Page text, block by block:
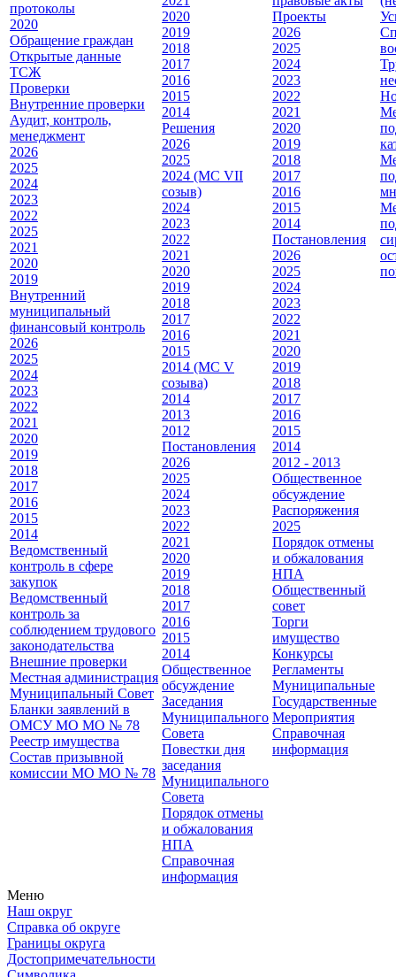
протоколы
2020
Обращение граждан
Открытые данные
ТСЖ
Проверки
Внутренние проверки
Аудит, контроль,
менеджмент
2026
2025
2024
2023
2022
2025
2021
2020
2019
Внутренний
муниципальный
финансовый контроль
2026
2025
2024
2023
2022
2021
2020
2019
2018
2017
2016
2015
2014
Ведомственный
контроль в сфере
закупок
Ведомственный
контроль за
соблюдением трудового
законодательства
Внешние проверки
Местная администрация
Муниципальный Совет
Бланки заявлений в
ОМСУ МО МО № 78
Реестр имущества
Состав призывной
комиссии МО МО № 78
2020
2019
2018
2017
2016
2015
2014
Решения
2026
2025
2024 (МС VII
созыв)
2024
2023
2022
2021
2020
2019
2018
2017
2016
2015
2014 (МС V
созыва)
2014
2013
2012
Постановления
2026
2025
2024
2023
2022
2021
2020
2019
2018
2017
2016
2015
2014
Общественное
обсуждение
Заседания
Муниципального
Совета
Повестки дня
заседания
Муниципального
Совета
Порядок отмены
и обжалования
НПА
Справочная
информация
Проекты
2026
2025
2024
2023
2022
2021
2020
2019
2018
2017
2016
2015
2014
Постановления
2026
2025
2024
2023
2022
2021
2020
2019
2018
2017
2016
2015
2014
2012 - 2013
Общественное
обсуждение
Распоряжения
2025
Порядок отмены
и обжалования
НПА
Общественный
совет
Торги
имущество
Конкурсы
Регламенты
Муниципальные
Государственные
Мероприятия
Справочная
информация
Меню
Наш округ
Справка об округе
Границы округа
Достопримечательности